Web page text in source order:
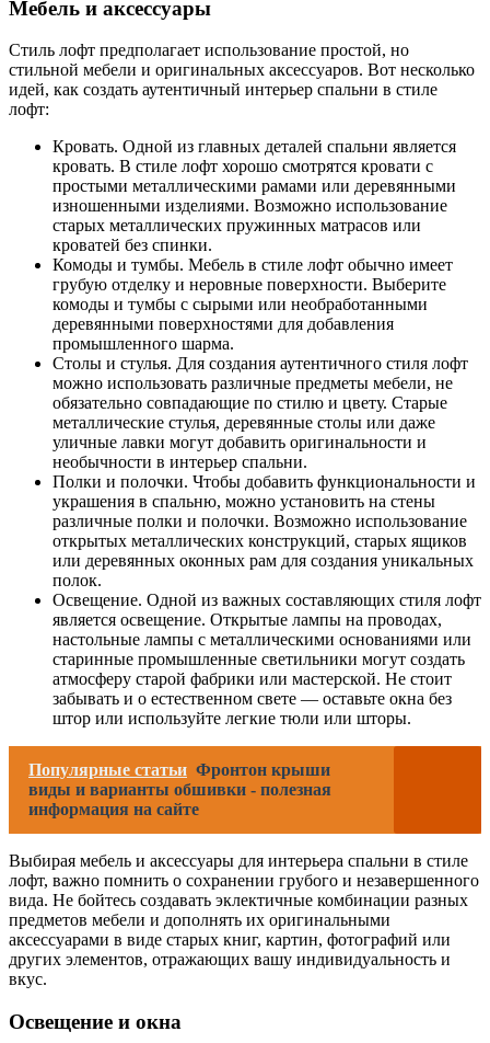
Мебель и аксессуары
Стиль лофт предполагает использование простой, но
стильной мебели и оригинальных аксессуаров. Вот несколько
идей, как создать аутентичный интерьер спальни в стиле
лофт:
Кровать. Одной из главных деталей спальни является
кровать. В стиле лофт хорошо смотрятся кровати с
простыми металлическими рамами или деревянными
изношенными изделиями. Возможно использование
старых металлических пружинных матрасов или
кроватей без спинки.
Комоды и тумбы. Мебель в стиле лофт обычно имеет
грубую отделку и неровные поверхности. Выберите
комоды и тумбы с сырыми или необработанными
деревянными поверхностями для добавления
промышленного шарма.
Столы и стулья. Для создания аутентичного стиля лофт
можно использовать различные предметы мебели, не
обязательно совпадающие по стилю и цвету. Старые
металлические стулья, деревянные столы или даже
уличные лавки могут добавить оригинальности и
необычности в интерьер спальни.
Полки и полочки. Чтобы добавить функциональности и
украшения в спальню, можно установить на стены
различные полки и полочки. Возможно использование
открытых металлических конструкций, старых ящиков
или деревянных оконных рам для создания уникальных
полок.
Освещение. Одной из важных составляющих стиля лофт
является освещение. Открытые лампы на проводах,
настольные лампы с металлическими основаниями или
старинные промышленные светильники могут создать
атмосферу старой фабрики или мастерской. Не стоит
забывать и о естественном свете — оставьте окна без
штор или используйте легкие тюли или шторы.
Популярные статьи Фронтон крыши
виды и варианты обшивки - полезная
информация на сайте
Выбирая мебель и аксессуары для интерьера спальни в стиле
лофт, важно помнить о сохранении грубого и незавершенного
вида. Не бойтесь создавать эклектичные комбинации разных
предметов мебели и дополнять их оригинальными
аксессуарами в виде старых книг, картин, фотографий или
других элементов, отражающих вашу индивидуальность и
вкус.
Освещение и окна